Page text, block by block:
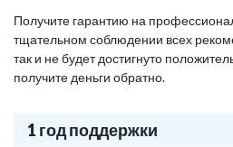
Получите гарантию на
тщательном соблюдении всех
так и не будет достигнуто
получите деньги обратно.
1 год поддержки